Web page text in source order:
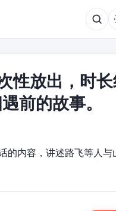
性放出，时
前的故事。
的内容，讲述路飞等人与